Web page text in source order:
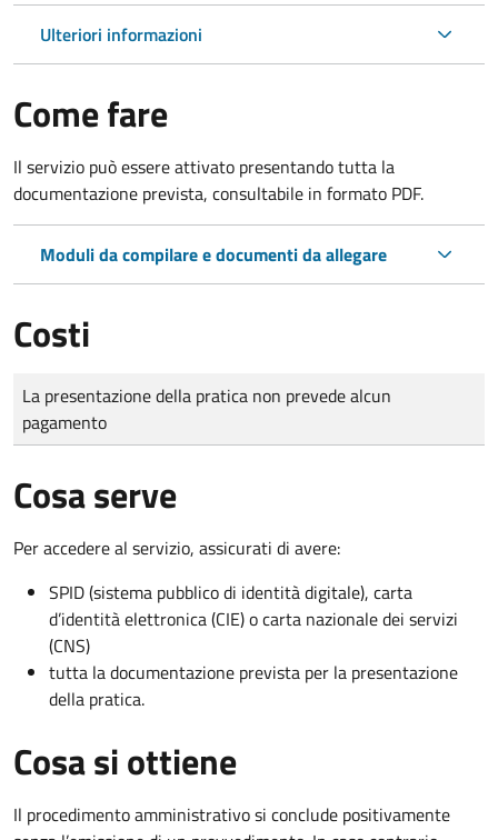
Ulteriori informazioni
Come fare
Il servizio può essere attivato presentando tutta la
documentazione prevista, consultabile in formato PDF.
Moduli da compilare e documenti da allegare
Costi
Tipo di pagamento
Importo
La presentazione della pratica non prevede alcun
pagamento
Cosa serve
Per accedere al servizio, assicurati di avere:
SPID (sistema pubblico di identità digitale), carta
d’identità elettronica (CIE) o carta nazionale dei servizi
(CNS)
tutta la documentazione prevista per la presentazione
della pratica.
Cosa si ottiene
Il procedimento amministrativo si conclude positivamente